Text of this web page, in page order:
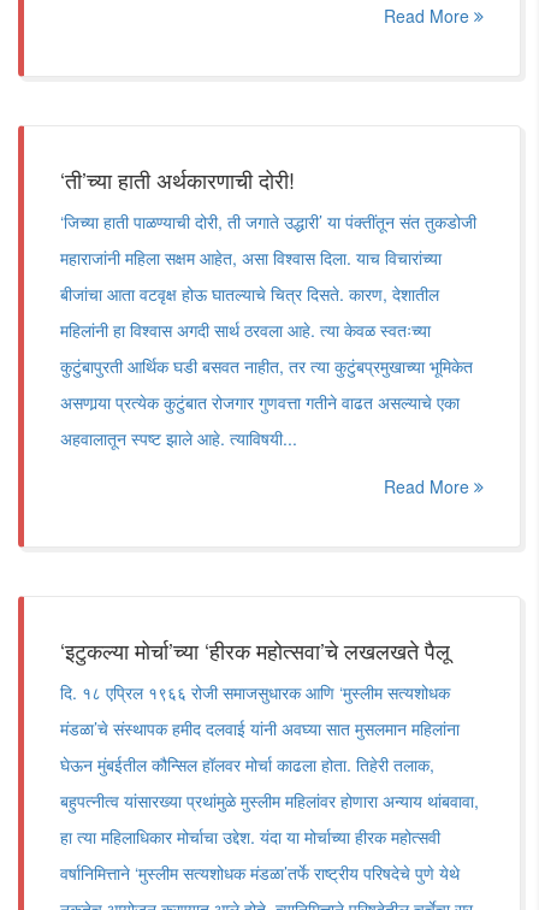
Read More
‘ती’च्या हाती अर्थकारणाची दोरी!
‘जिच्या हाती पाळण्याची दोरी, ती जगाते उद्धारी’ या पंक्तींतून संत तुकडोजी
महाराजांनी महिला सक्षम आहेत, असा विश्वास दिला. याच विचारांच्या
बीजांचा आता वटवृक्ष होऊ घातल्याचे चित्र दिसते. कारण, देशातील
महिलांनी हा विश्वास अगदी सार्थ ठरवला आहे. त्या केवळ स्वतःच्या
कुटुंबापुरती आर्थिक घडी बसवत नाहीत, तर त्या कुटुंबप्रमुखाच्या भूमिकेत
असणार्‍या प्रत्येक कुटुंबात रोजगार गुणवत्ता गतीने वाढत असल्याचे एका
अहवालातून स्पष्ट झाले आहे. त्याविषयी...
Read More
‘इटुकल्या मोर्चा’च्या ‘हीरक महोत्सवा’चे लखलखते पैलू
दि. १८ एप्रिल १९६६ रोजी समाजसुधारक आणि ‘मुस्लीम सत्यशोधक
मंडळा’चे संस्थापक हमीद दलवाई यांनी अवघ्या सात मुसलमान महिलांना
घेऊन मुंबईतील कौन्सिल हॉलवर मोर्चा काढला होता. तिहेरी तलाक,
बहुपत्नीत्व यांसारख्या प्रथांमुळे मुस्लीम महिलांवर होणारा अन्याय थांबवावा,
हा त्या महिलाधिकार मोर्चाचा उद्देश. यंदा या मोर्चाच्या हीरक महोत्सवी
वर्षानिमित्ताने ‘मुस्लीम सत्यशोधक मंडळा’तर्फे राष्ट्रीय परिषदेचे पुणे येथे